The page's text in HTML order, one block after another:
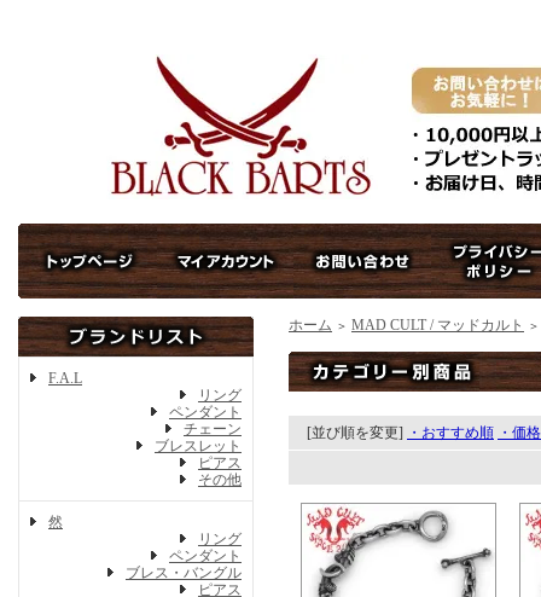
F.A.L
リング
ペンダント
チェーン
ブレスレット
ピアス
その他
然
リング
ペンダント
ブレス・バングル
ピアス
ホーム ＞ MAD CULT / マッドカルト ＞
[並び順を変更] ・おすすめ順 ・価